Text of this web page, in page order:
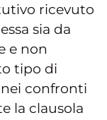
ricevuto
sia da
e non
tipo di
confronti
la clausola